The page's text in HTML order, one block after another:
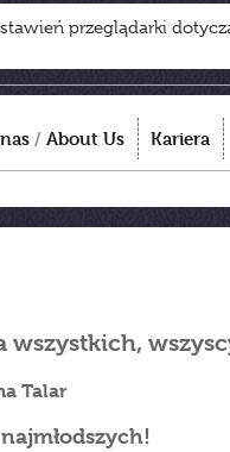
przeglądarki
/ About Us Kariera
wszystkich,
Talar